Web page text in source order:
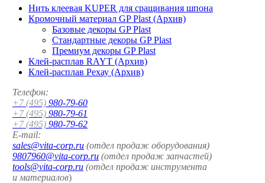
Нить клеевая KUPER для сращивания шпона
Кромочный материал GP Plast (Архив)
Базовые декоры GP Plast
Стандартные декоры GP Plast
Премиум декоры GP Plast
Клей-расплав RAYT (Архив)
Клей-расплав Рехау (Архив)
Телефон:
+7 (495) 980-79-60
+7 (495) 980-79-61
+7 (495) 980-79-62
E-mail:
sales@vita-corp.ru (отдел продаж оборудования)
9807960@vita-corp.ru (отдел продаж запчастей)
tools@vita-corp.ru (отдел продаж инструмента
и материалов)